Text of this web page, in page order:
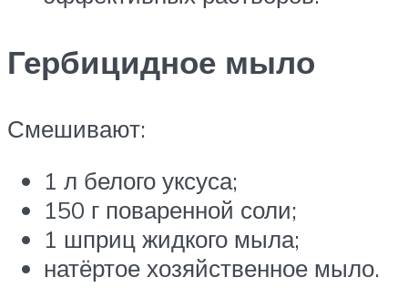
Гербицидное мыло
Смешивают:
1 л белого уксуса;
150 г поваренной соли;
1 шприц жидкого мыла;
натёртое хозяйственное мыло.